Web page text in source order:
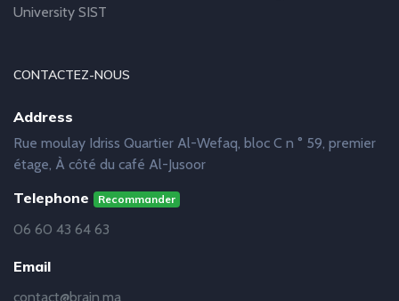
University SIST
CONTACTEZ-NOUS
Address
Rue moulay Idriss Quartier Al-Wefaq, bloc C n ° 59, premier
étage, À côté du café Al-Jusoor
Telephone Recommander
06 60 43 64 63
Email
contact@brain.ma